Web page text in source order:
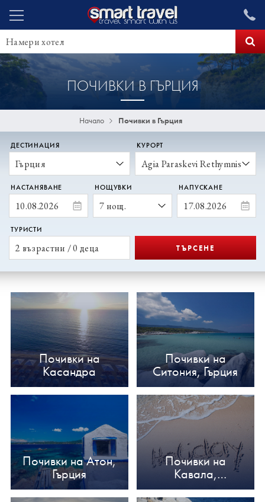
ПОЧИВКИ В ГЪРЦИЯ
Начало Почивки в Гърция
ДЕСТИНАЦИЯ КУРОРТ
НАСТАНЯВАНЕ НОЩУВКИ НАПУСКАНЕ
ТУРИСТИ
2 възрастни / 0 деца ТЪРСЕНЕ
Почивки на
Касандра
Почивки на
Ситония, Гърция
Почивки на Атон,
Гърция
Почивки на
Кавала,
Александруполи